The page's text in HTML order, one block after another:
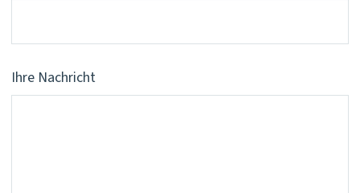
Ihre Nachricht